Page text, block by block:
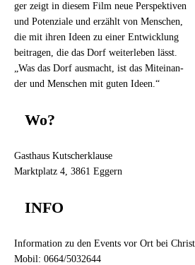
ger zeigt in diesem Film neue Perspektiven
und Potenziale und erzählt von Menschen,
die mit ihren Ideen zu einer Entwicklung
beitragen, die das Dorf weiterleben lässt.
„Was das Dorf ausmacht, ist das Miteinan-
der und Menschen mit guten Ideen.“
Wo?
Gasthaus Kutscherklause
Marktplatz 4, 3861 Eggern
INFO
Information zu den Events vor Ort bei
Mobil: 0664/5032644